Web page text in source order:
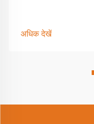
अधिक देखें